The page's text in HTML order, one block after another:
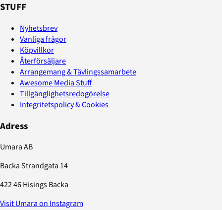
STUFF
Nyhetsbrev
Vanliga frågor
Köpvillkor
Återförsäljare
Arrangemang & Tävlingssamarbete
Awesome Media Stuff
Tillgänglighetsredogörelse
Integritetspolicy & Cookies
Adress
Umara AB
Backa Strandgata 14
422 46 Hisings Backa
Visit Umara on Instagram